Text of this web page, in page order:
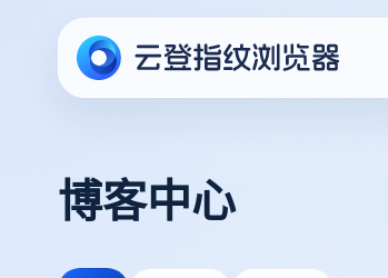
博客中心